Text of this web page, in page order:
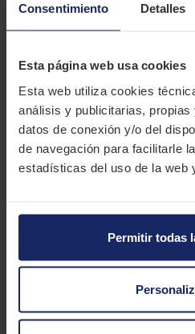
Consentimiento Detalles
Esta página web usa cookies
Esta web utiliza cookies
análisis y publicitarias,
datos de conexión y/o del
de navegación para facilitarle
estadísticas del uso de la web
Permitir todas
caminos rurales.
CARACTERÍSTICAS TÉCNICAS
NANKANG
Modelo
FT4
Tipo conducción
10 MEDIDAS PARA EL